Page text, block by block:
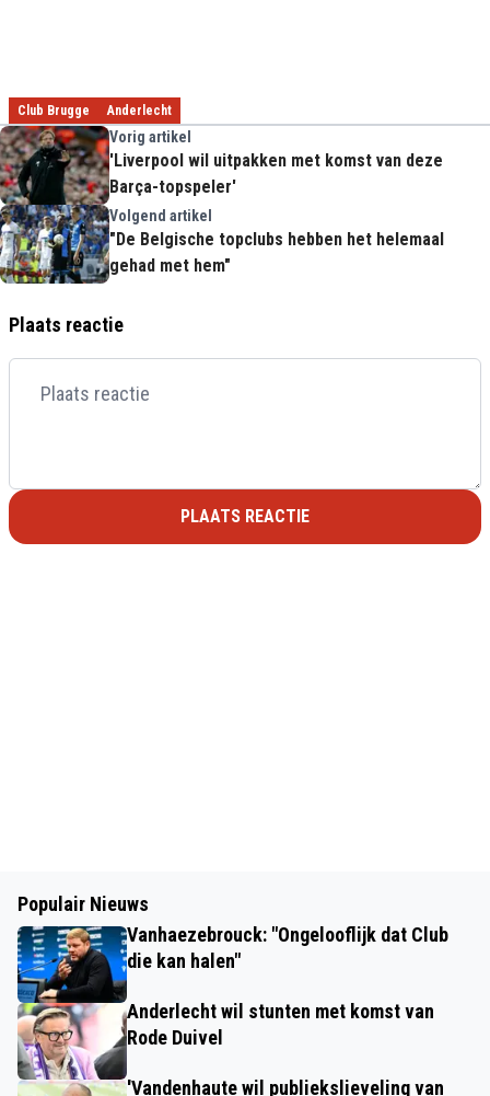
Club Brugge Anderlecht
Vorig artikel
'Liverpool wil uitpakken met komst van deze
Barça-topspeler'
Volgend artikel
"De Belgische topclubs hebben het helemaal
gehad met hem"
Plaats reactie
PLAATS REACTIE
Populair Nieuws
Vanhaezebrouck: "Ongelooflijk dat Club
die kan halen"
Anderlecht wil stunten met komst van
Rode Duivel
'Vandenhaute wil publiekslieveling van